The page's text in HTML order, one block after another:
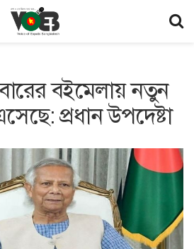
বইমেলায় নতুন
প্রধান উপদেষ্টা